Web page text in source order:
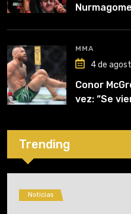
MMA
4 de
Conor
vez: “Se
Trending
Noticias